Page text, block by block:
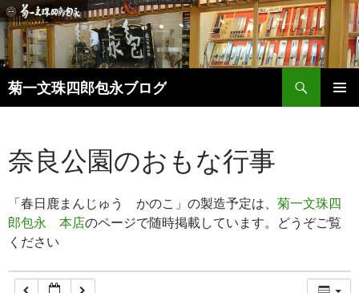
菊一文珠四郎包永ブログ
検
索
ン
ツ
ス
キ
ッ
プ
奈良公園のおもな行事
「春日鹿まんじゅう かのこ」の製造予定は、 菊一文珠四
郎包永 本店のページで随時掲載しています。どうぞご覧
ください
1:00 AM
2:00 AM
3:00 AM
4:00 AM
5:00 AM
6:00 AM